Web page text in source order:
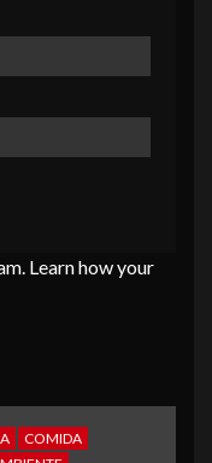
Learn how your
COMIDA